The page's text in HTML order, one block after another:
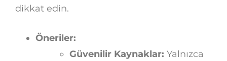
dikkat edin.
Öneriler:
Güvenilir Kaynaklar: Yalnızca